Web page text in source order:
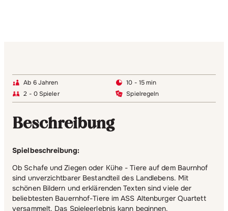
Ab 6 Jahren
10 - 15 min
2 - 0 Spieler
Spielregeln
Beschreibung
Spielbeschreibung:
Ob Schafe und Ziegen oder Kühe - Tiere auf dem Baurnhof
sind unverzichtbarer Bestandteil des Landlebens. Mit
schönen Bildern und erklärenden Texten sind viele der
beliebtesten Bauernhof-Tiere im ASS Altenburger Quartett
versammelt. Das Spieleerlebnis kann beginnen.